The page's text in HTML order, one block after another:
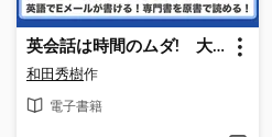
英会話は時間のムダ! 大人の英語は「読み書き勉強法」でうまくいく
和田秀樹作
電子書籍